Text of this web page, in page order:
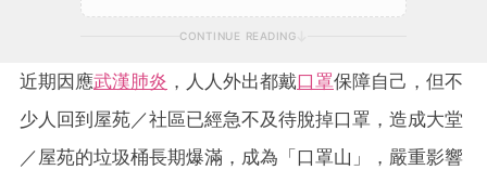
CONTINUE READING
近期因應武漢肺炎 ，人人外出都戴口罩保障自己，但不
少人回到屋苑／社區已經急不及待脫掉口罩，造成大堂
／屋苑的垃圾桶長期爆滿，成為「口罩山」，嚴重影響